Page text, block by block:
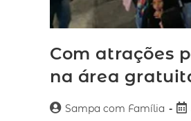
Com atrações
na área
Sampa com Família